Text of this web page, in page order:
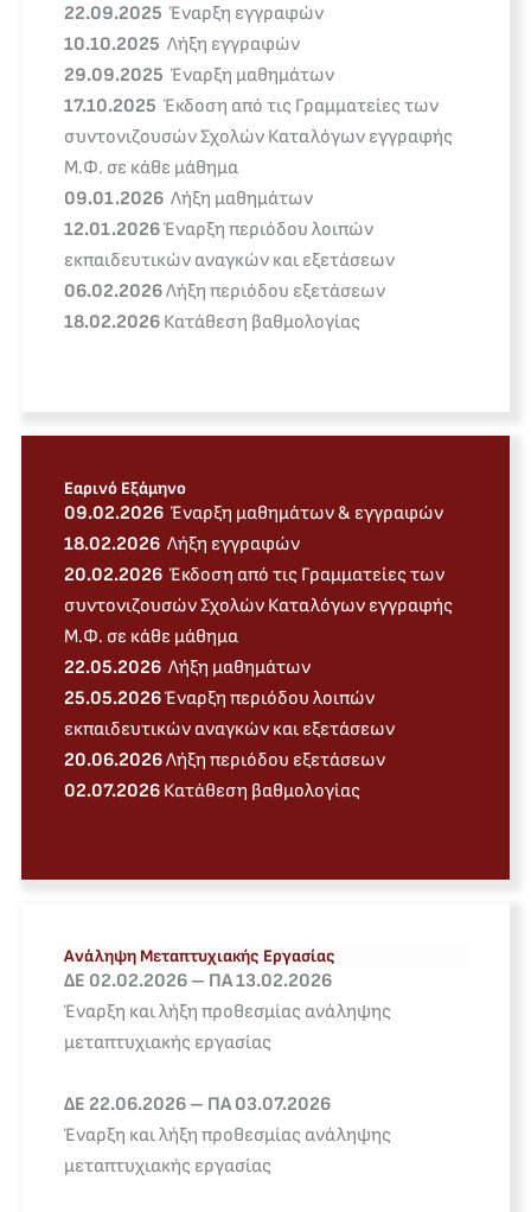
22.09.2025 Έναρξη εγγραφών
10.10.2025 Λήξη εγγραφών
29.09.2025 Έναρξη μαθημάτων
17.10.2025 Έκδοση από τις Γραμματείες των
συντονιζουσών Σχολών Καταλόγων εγγραφής
Μ.Φ. σε κάθε μάθημα
09.01.2026 Λήξη μαθημάτων
12.01.2026Έναρξη περιόδου λοιπών
εκπαιδευτικών αναγκών και εξετάσεων
06.02.2026Λήξη περιόδου εξετάσεων
18.02.2026 Κατάθεση βαθμολογίας
Εαρινό Εξάμηνο
09.02.2026 Έναρξη μαθημάτων & εγγραφών
18.02.2026 Λήξη εγγραφών
20.02.2026 Έκδοση από τις Γραμματείες των
συντονιζουσών Σχολών Καταλόγων εγγραφής
Μ.Φ. σε κάθε μάθημα
22.05.2026 Λήξη μαθημάτων
25.05.2026Έναρξη περιόδου λοιπών
εκπαιδευτικών αναγκών και εξετάσεων
20.06.2026Λήξη περιόδου εξετάσεων
02.07.2026 Κατάθεση βαθμολογίας
Ανάληψη Μεταπτυχιακής Εργασίας
ΔЕ 02.02.2026 – ПА 13.02.2026
Έναρξη και λήξη προθεσμίας ανάληψης
μεταπτυχιακής εργασίας
ΔЕ 22.06.2026 – ПА 03.07.2026
Έναρξη και λήξη προθεσμίας ανάληψης
μεταπτυχιακής εργασίας